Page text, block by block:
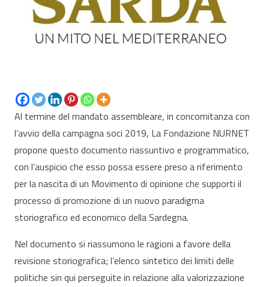
Al termine del mandato assembleare, in concomitanza con
l’avvio della campagna soci 2019, La Fondazione NURNET
propone questo documento riassuntivo e programmatico,
con l’auspicio che esso possa essere preso a riferimento
per la nascita di un Movimento di opinione che supporti il
processo di promozione di un nuovo paradigma
storiografico ed economico della Sardegna.
Nel documento si riassumono le ragioni a favore della
revisione storiografica; l’elenco sintetico dei limiti delle
politiche sin qui perseguite in relazione alla valorizzazione